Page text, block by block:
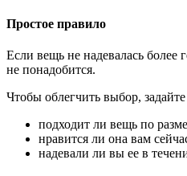
Простое правило
Если вещь не надевалась более
не понадобится.
Чтобы облегчить выбор,
подходит ли вещь по
нравится ли она вам
надевали ли вы ее в